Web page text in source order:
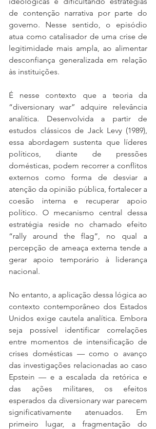
de contenção narrativa por parte do
governo. Nesse sentido, o episódio
atua como catalisador de uma crise de
legitimidade mais ampla, ao alimentar
desconfiança generalizada em relação
às instituições.
É nesse contexto que a teoria da
“diversionary war” adquire relevância
analítica. Desenvolvida a partir de
estudos clássicos de Jack Levy (1989),
essa abordagem sustenta que líderes
políticos, diante de pressões
domésticas, podem recorrer a conflitos
externos como forma de desviar a
atenção da opinião pública, fortalecer a
coesão interna e recuperar apoio
político. O mecanismo central dessa
estratégia reside no chamado efeito
“rally around the flag”, no qual a
percepção de ameaça externa tende a
gerar apoio temporário à liderança
nacional.
No entanto, a aplicação dessa lógica ao
contexto contemporâneo dos Estados
Unidos exige cautela analítica. Embora
seja possível identificar correlações
entre momentos de intensificação de
crises domésticas — como o avanço
das investigações relacionadas ao caso
Epstein — e a escalada da retórica e
das ações militares, os efeitos
esperados da diversionary war parecem
significativamente atenuados. Em
primeiro lugar, a fragmentação do